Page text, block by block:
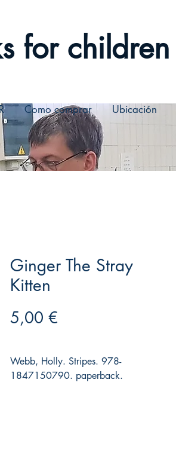
for children
Como comprar Ubicación
Ginger The Stray
Kitten
5,00 €
Webb, Holly. Stripes. 978-
1847150790. paperback.